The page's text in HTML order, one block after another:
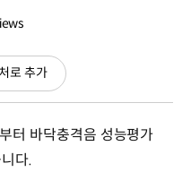
로 추가(새
창
터 바닥충격음 성능평가
다.